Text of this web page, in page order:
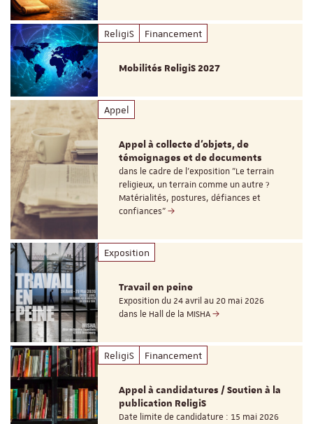
ReligiS Financement
Mobilités ReligiS 2027
Appel
Appel à collecte d'objets, de
témoignages et de documents
dans le cadre de l'exposition "Le terrain
religieux, un terrain comme un autre ?
Matérialités, postures, défiances et
confiances"
Exposition
Travail en peine
Exposition du 24 avril au 20 mai 2026
dans le Hall de la MISHA
ReligiS Financement
Appel à candidatures / Soutien à la
publication ReligiS
Date limite de candidature : 15 mai 2026